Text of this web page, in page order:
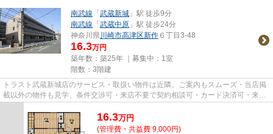
南武線 「武蔵新城 」駅 徒歩9分
南武線 「武蔵中原 」駅 徒歩24分
神奈川県川崎市高津区新作 ６丁目3-48
16.3万円
築年数：築25年 ｜募集中： 1室
階数：3階建
トラスト武蔵新城店のサービス・取扱い物件は近隣。ご案内もスムーズ・当店掲
載以外の物件も見学、条件交渉可・来店不要で契約相談可・カード決済可・来店
時無料駐車場有（要電話予約...
16.3万円
(管理費・共益費 9,000円)